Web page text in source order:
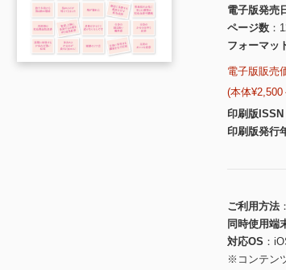
電子版発売
ページ数
フォーマッ
電子版販売
(本体¥2,500
印刷版ISSN
印刷版発行
ご利用方法
同時使用端
対応OS
※コンテン